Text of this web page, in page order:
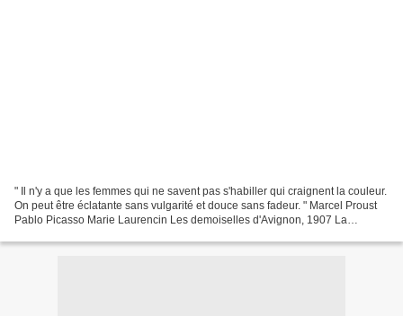
" Il n'y a que les femmes qui ne savent pas s'habiller qui craignent la couleur.
On peut être éclatante sans vulgarité et douce sans fadeur. " Marcel Proust
Pablo Picasso Marie Laurencin Les demoiselles d'Avignon, 1907 La